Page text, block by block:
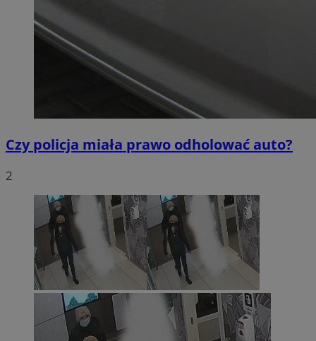
Czy policja miała prawo odholować auto?
2